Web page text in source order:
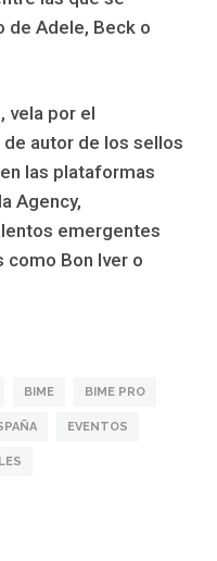
de Adele, Beck o
vela por el
autor de los sellos
las plataformas
Agency,
emergentes
Bon Iver o
BIME BIME PRO
EVENTOS